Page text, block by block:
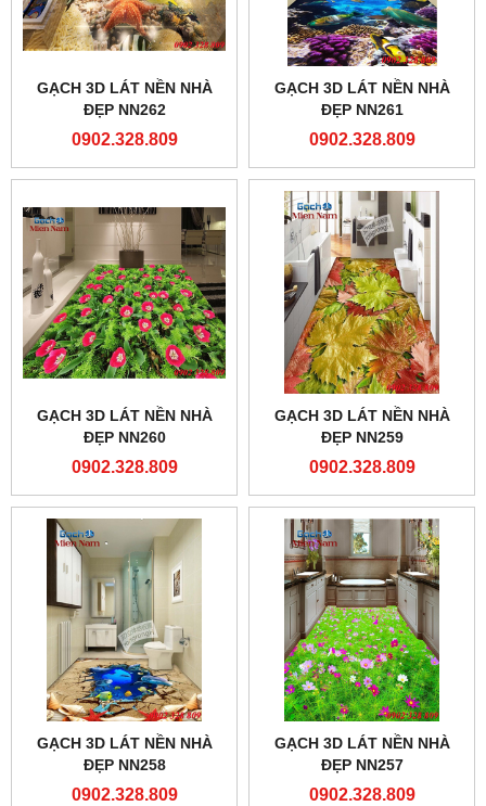
GẠCH 3D LÁT NỀN NHÀ
ĐẸP NN262
0902.328.809
GẠCH 3D LÁT NỀN NHÀ
ĐẸP NN261
0902.328.809
GẠCH 3D LÁT NỀN NHÀ
ĐẸP NN260
0902.328.809
GẠCH 3D LÁT NỀN NHÀ
ĐẸP NN259
0902.328.809
GẠCH 3D LÁT NỀN NHÀ
ĐẸP NN258
0902.328.809
GẠCH 3D LÁT NỀN NHÀ
ĐẸP NN257
0902.328.809